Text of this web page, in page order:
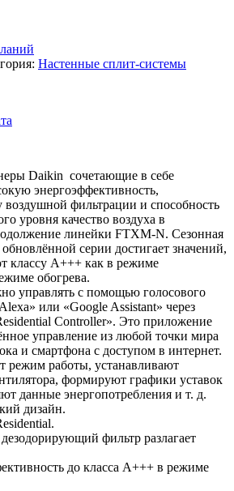
Настенные сплит-системы
Daikin сочетающие в себе
энергоэффективность,
фильтрации и способность
уровня качество воздуха в
линейки FTXM-N. Сезонная
серии достигает значений,
классу A+++ как в режиме
обогрева.
управлять с помощью голосового
или «Google Assistant» через
Controller». Это приложение
управление из любой точки мира
и смартфона с доступом в интернет.
режим работы, устанавливают
формируют графики уставок
данные энергопотребления и т. д.
дизайн.
фильтр разлагает
до класса А+++ в режиме